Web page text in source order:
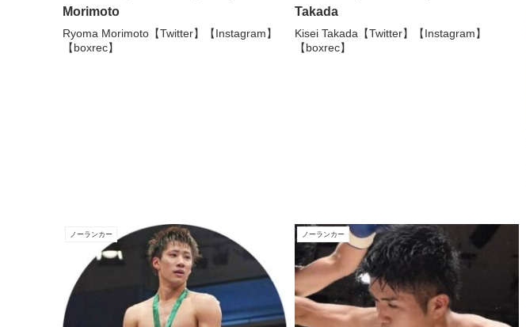
Morimoto
Ryoma Morimoto【Twitter】【Instagram】
【boxrec】
Takada
Kisei Takada【Twitter】【Instagram】
【boxrec】
ノーランカー ノーランカー